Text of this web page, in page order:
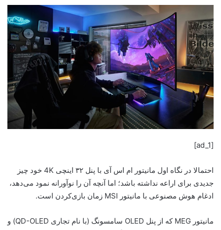
[ad_1]
احتمالا در نگاه اول مانیتور ام اس آی با پنل ۳۲ اینچی 4K خود چیز
جدیدی برای اراعه نداشته باشد؛ اما آنچه آن را نوآورانه نمود می‌دهد،
ادغام هوش مصنوعی با مانیتور MSI زمان بازی‌کردن است.
مانیتور MEG که از پنل OLED سامسونگ (با نام تجاری QD-OLED) و